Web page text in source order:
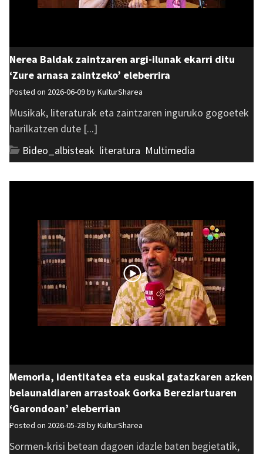
Nerea Baldak zaintzaren argi-ilunak ekarri ditu
‘Zure arnasa zaintzeko’ eleberrira
Posted on 2026-06-09 byKulturSharea
Musikak, literaturak eta zaintzaren inguruko gogoetek
harilkatzen dute [...]
Bideo_albisteak literatura Multimedia
Memoria, identitatea eta euskal gatazkaren azken
belaunaldiaren arrastoak Gorka Bereziartuaren
‘Garondoan’ eleberrian
Posted on 2026-05-28 byKulturSharea
Sormen-krisi betean dagoen idazle baten begietatik,